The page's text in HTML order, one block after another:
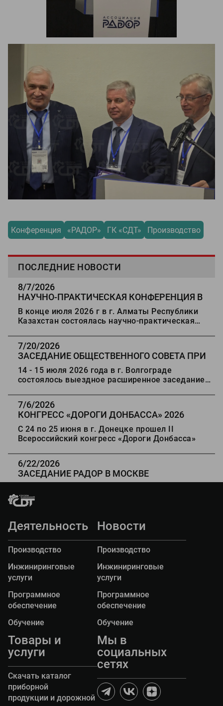
ПОСЛЕДНИЕ НОВОСТИ
8/7/2026
НАУЧНО-ПРАКТИЧЕСКАЯ КОНФЕРЕНЦИЯ В
АЛМАТЫ
В конце июля 2026 г в г. Алматы Республики
Казахстан состоялась научно-практическая
автомобильных дорог Казахстана".
7/20/2026
ЗАСЕДАНИЕ ОБЩЕСТВЕННОГО СОВЕТА ПРИ
ФЕДЕРАЛЬНОМ ДОРОЖНОМ АГЕНТСТВЕ
14 - 15 июля 2026 года в г. Волгограде
состоялось выездное расширенное заседание
дорожном агентстве
7/6/2026
КОНГРЕСС «ДОРОГИ ДОНБАССА»2026
С 24 по 25 июня в г. Донецке прошел II
Всероссийский конгресс «Дороги Донбасса»
6/22/2026
ЗАСЕДАНИЕ РАДОР В МОСКВЕ
приняла участие в заседании Совета
директоров Ассоциации «РАДОР» 17 июня
Конференция «РАДОР» ГК «СДТ» Производство
Деятельность
Производство
Инжиниринговые
услуги
Программное
обеспечение
Обучение
Новости
Производство
Инжиниринговые
услуги
Программное
обеспечение
Обучение
Товары и
услуги
Скачать каталог
приборной
продукции и дорожной
Мы в
социальных
сетях